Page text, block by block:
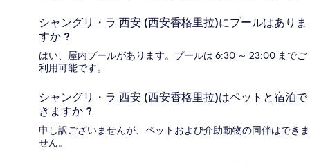
シャングリ・ラ 西安 (西安香格里拉)にプールはありま
すか ?
はい、屋内プールがあります。プールは 6:30 ～ 23:00 までご
利用可能です。
シャングリ・ラ 西安 (西安香格里拉)はペットと宿泊で
きますか ?
申し訳ございませんが、ペットおよび介助動物の同伴はできま
せん。